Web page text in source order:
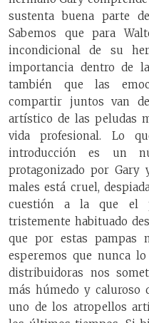
sustenta buena parte
Sabemos que para
incondicional de su
importancia dentro de
también que las
compartir juntos van
artístico de las peludas
vida profesional. Lo
introducción es un
protagonizado por Gary
males está cruel,
cuestión a la que el
tristemente habituado
que por estas pampas
esperemos que nunca
distribuidoras nos
más húmedo y caluroso
uno de los atropellos